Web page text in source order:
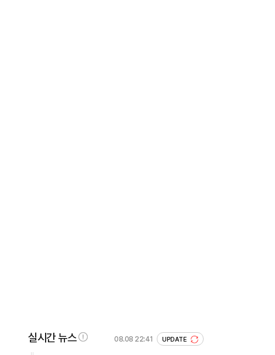
실시간 뉴스 08.08 22:41 UPDATE